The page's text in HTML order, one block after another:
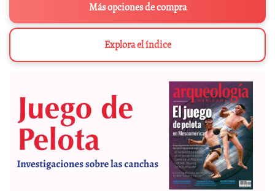
Más opciones de compra
Explora el índice